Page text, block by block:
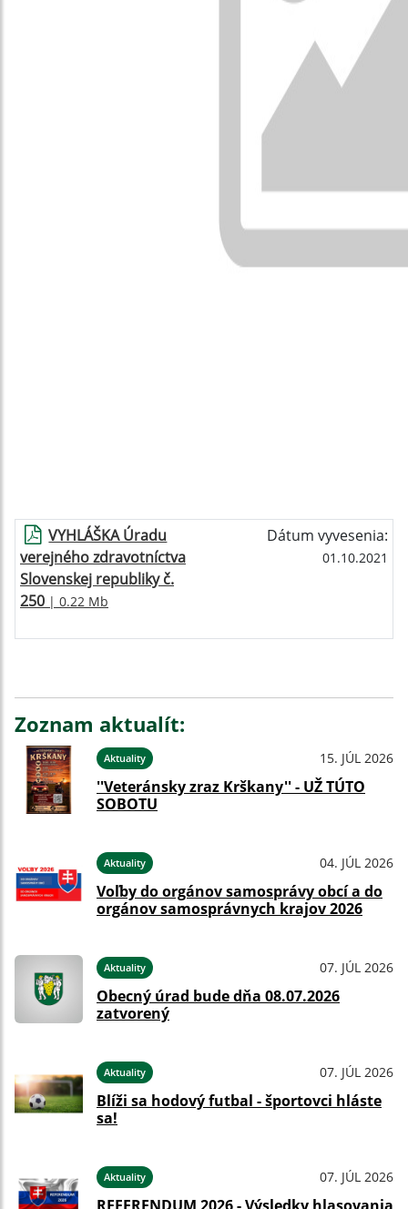
VYHLÁŠKA Úradu
verejného zdravotníctva
Slovenskej republiky č.
250 | 0.22 Mb
Dátum vyvesenia:
01.10.2021
Zoznam aktualít:
Aktuality 15. JÚL 2026
''Veteránsky zraz Krškany'' - UŽ TÚTO
SOBOTU
Aktuality 04. JÚL 2026
Voľby do orgánov samosprávy obcí a do
orgánov samosprávnych krajov 2026
Aktuality 07. JÚL 2026
Obecný úrad bude dňa 08.07.2026
zatvorený
Aktuality 07. JÚL 2026
Blíži sa hodový futbal - športovci hláste
sa!
Aktuality 07. JÚL 2026